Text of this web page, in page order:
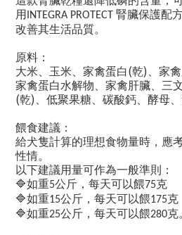
用 INTEGRA PROTECT 腎臟保護配
改善其生活品質。
原料：
大米、玉米、家禽蛋白(乾) 、家
家禽蛋白水解物、家禽肝臟、三
(乾) 、低聚果糖、碳酸鈣、酵母
餵食建議：
給犬隻計算的理想食物量時，應
性情。
以下建議用量可作為一般準則：
🔷如重5公斤，每天可以餵75克
🔷如重15公斤，每天可以餵175克
🔷如重25公斤，每天可以餵280克